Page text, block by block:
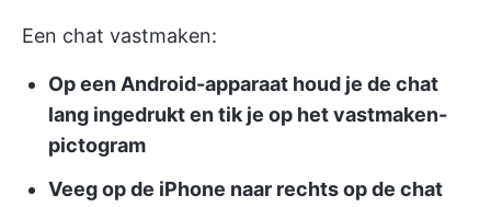
Een chat vastmaken:
Op een Android-apparaat houd je de chat
lang ingedrukt en tik je op het vastmaken-
pictogram
Veeg op de iPhone naar rechts op de chat